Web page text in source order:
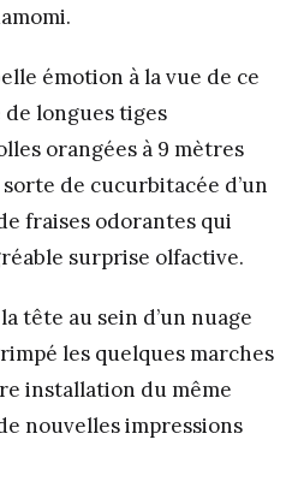
émotion à la vue de ce
longues tiges
orangées à 9 mètres
de cucurbitacée d’un
fraises odorantes qui
surprise olfactive.
tête au sein d’un nuage
les quelques marches
installation du même
nouvelles impressions